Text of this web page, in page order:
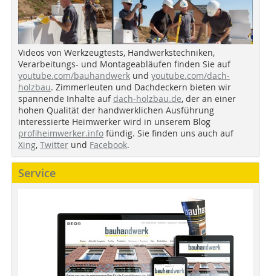
Videos von Werkzeugtests, Handwerkstechniken,
Verarbeitungs- und Montageabläufen finden Sie auf
youtube.com/bauhandwerk und youtube.com/dach-
holzbau. Zimmerleuten und Dachdeckern bieten wir
spannende Inhalte auf dach-holzbau.de, der an einer
hohen Qualität der handwerklichen Ausführung
interessierte Heimwerker wird in unserem Blog
profiheimwerker.info fündig. Sie finden uns auch auf
Xing, Twitter und Facebook.
Service